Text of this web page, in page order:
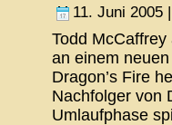
11. Juni 2005
Todd
an einem
Dragon’s Fire
Nachfolger von
Umlaufphase